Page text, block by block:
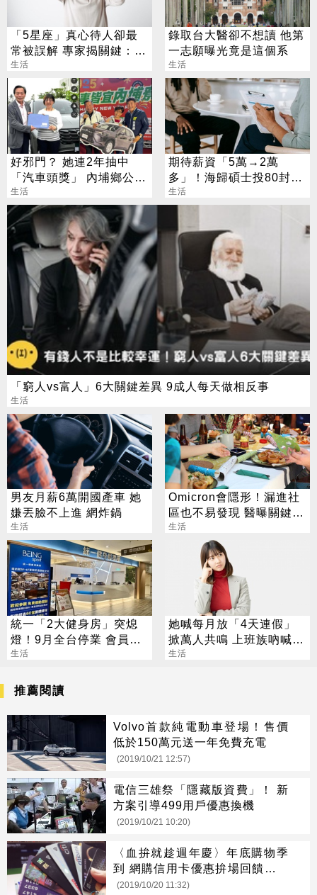
「5星座」真心待人卻最
常被誤解 專家揭關鍵：難
一眼看透
生活
錄取台大醫卻不想讀 他第
一志願曝光竟是這個系
生活
好邪門？ 她連2年抽中
「汽車頭獎」 內埔鄉公所
說話了
生活
期待薪資「5萬→2萬
多」！海歸碩士投80封履
歷沒上岸：連香蕉都不給
生活
「窮人vs富人」6大關鍵差異 9成人每天做相反事
生活
男友月薪6萬開國產車 她
嫌丟臉不上進 網炸鍋
生活
Omicron會隱形！漏進社
區也不易發現 醫曝關鍵原
因
生活
統一「2大健身房」突熄
燈！9月全台停業 會員退
費方案一次看
生活
她喊每月放「4天連假」
掀萬人共鳴 上班族吶喊：
這樣才活得像人
生活
推薦閱讀
Volvo首款純電動車登場！售價
低於150萬元送一年免費充電
(2019/10/21 12:57)
電信三雄祭「隱藏版資費」！ 新
方案引導499用戶優惠換機
(2019/10/21 10:20)
〈血拚就趁週年慶〉年底購物季
到 網購信用卡優惠拚場回饋率上
看13%
(2019/10/20 11:32)